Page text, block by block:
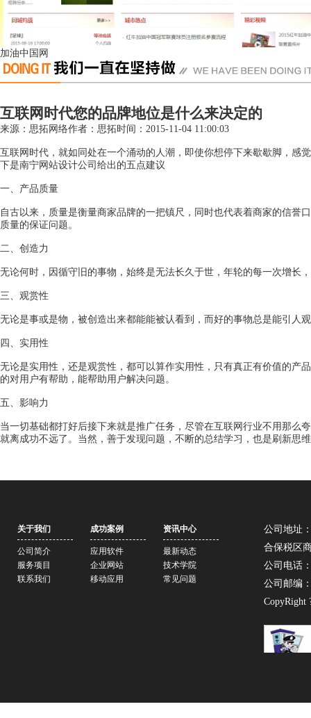
加油中国网
互联网时代您的品牌地位是什么来决定的
来源：思拓网络作者：思拓时间：2015-11-04 11:00:03
互联网时代，就如同处在一个涌动的人潮，即使你想停下来歇歇脚，感
下是南宁网站设计公司给出的五点建议
一、产品质量
自古以来，质量是衡量商家品牌的一把镇尺，同时也代表着商家的信
质量的保证问题。
二、创造力
无论何时，因循守旧的事物，始终是无法长久于世，年轮的每一次增长
三、观赏性
无论是事或是物，被创造出来都能能被认看到，而好的事物总是能引人
四、实用性
无论是实用性，还是观赏性，都可以算作实用性，只有真正有价值的产
的对用户有帮助，能帮助用户解决问题。
五、影响力
当一切基础都打好后接下来就是推广任务，尽管在互联网行业不用那么
就离成功不远了。当然，善于发现问题，不断的总结学习，也是刷新思
关于我们
公司简介
服务项目
联系我们
成功案例
应用软件
企业网站
移动应用
资讯中心
最新动态
技术学院
常见问题
公司地址
合保税区
公司电话
公司邮编
CopyRight